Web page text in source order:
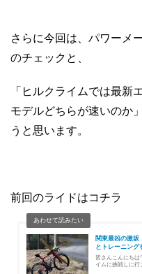
さらに今回は、パワーメ
のチェックと、
「ヒルクライムでは最新
モデルどちらが速いのか
うと思います。
前回のライドはコチラ
関東最凶の激坂
とトレーニン
皆さんこんにちは
イムに挑戦しに行